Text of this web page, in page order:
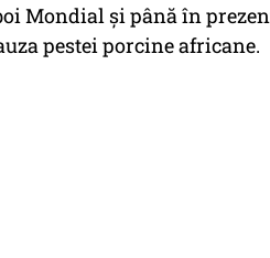
Mondial şi până în
pestei porcine africane.